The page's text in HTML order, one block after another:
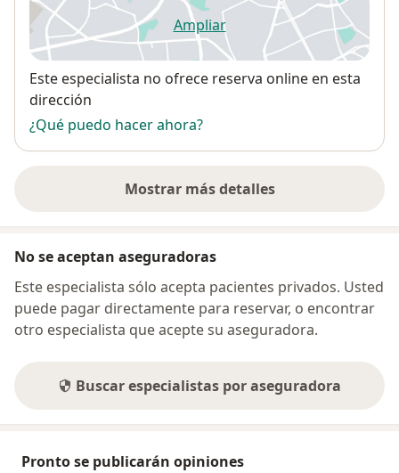
Ampliarse abre en una nueva
Disponibilidad
Este especialista no ofrece reserva online en esta
dirección
¿Qué puedo hacer ahora?
Mostrar más detalles
sobre la dirección
No se aceptan aseguradoras
Este especialista sólo acepta pacientes privados. Usted
puede pagar directamente para reservar, o encontrar
otro especialista que acepte su aseguradora.
Buscar especialistas por aseguradora
Pronto se publicarán opiniones